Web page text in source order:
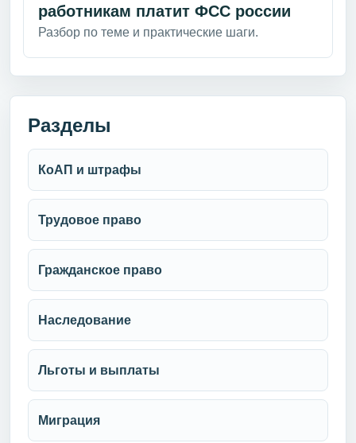
работникам платит ФСС россии
Разбор по теме и практические шаги.
Разделы
КоАП и штрафы
Трудовое право
Гражданское право
Наследование
Льготы и выплаты
Миграция